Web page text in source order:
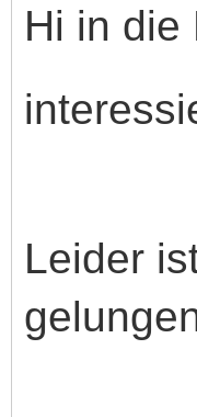
Hi in die
Leider